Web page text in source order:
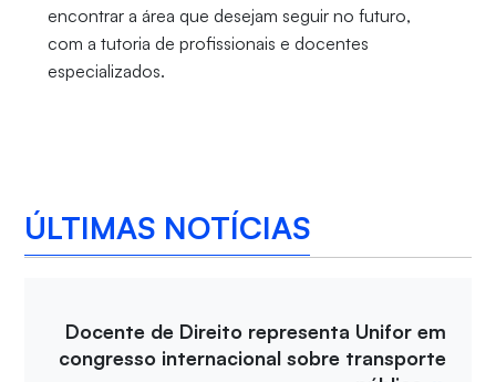
encontrar a área que desejam seguir no futuro,
com a tutoria de profissionais e docentes
especializados.
ÚLTIMAS NOTÍCIAS
Docente de Direito representa Unifor em
congresso internacional sobre transporte